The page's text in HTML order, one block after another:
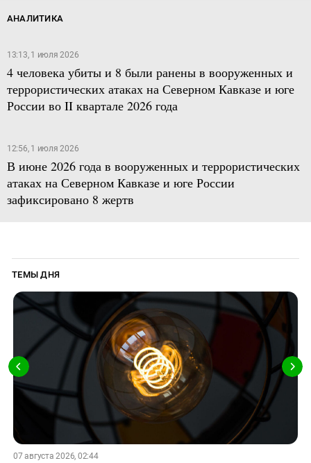
АНАЛИТИКА
13:13, 1 июля 2026
4 человека убиты и 8 были ранены в вооруженных и
террористических атаках на Северном Кавказе и юге
России во II квартале 2026 года
12:56, 1 июля 2026
В июне 2026 года в вооруженных и террористических
атаках на Северном Кавказе и юге России
зафиксировано 8 жертв
ТЕМЫ ДНЯ
07 августа 2026, 02:44